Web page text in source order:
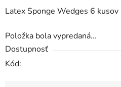
Latex Sponge Wedges 6 kusov
Položka bola vypredaná…
Dostupnosť
Kód: